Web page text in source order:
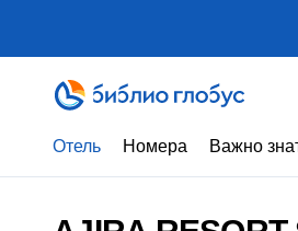
Отель Номера Важно